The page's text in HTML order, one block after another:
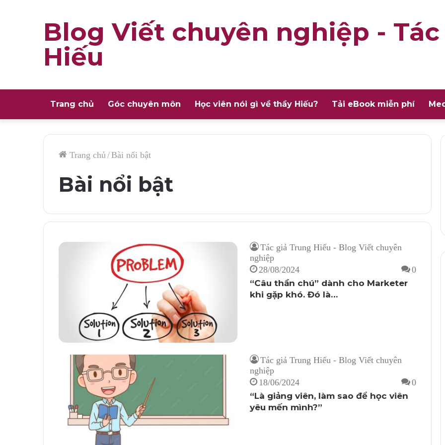
Blog Viết chuyên nghiệp -
Hiếu
Trang chủ Góc chuyên môn Học viên nói gì về thầy Hiếu? Tải eBook miễn phí
Trang chủ/Bài nổi bật
Bài nổi bật
Tác giả Trung Hiếu - Blog Viết chuyên
nghiệp
28/08/2024
0
“Câu thần chú” dành cho Marketer
khi gặp khó. Đó là…
Tác giả Trung Hiếu - Blog Viết chuyên
nghiệp
18/06/2024
0
“Là giảng viên, làm sao để học viên
yêu mến mình?”